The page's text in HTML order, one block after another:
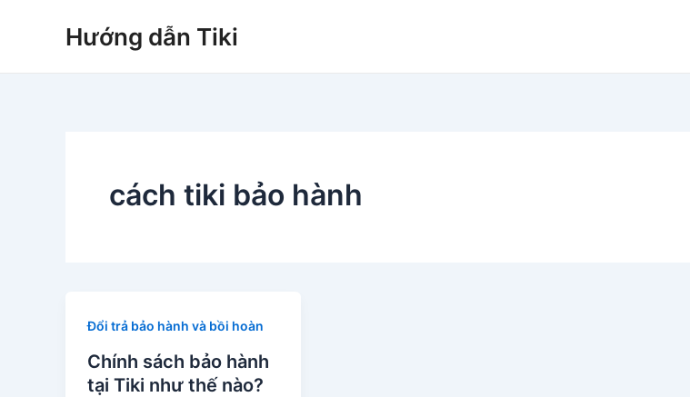
Hướng dẫn Tiki
cách tiki bảo hành
Đổi trả bảo hành và bồi hoàn
Chính sách bảo hành
tại Tiki như thế nào?